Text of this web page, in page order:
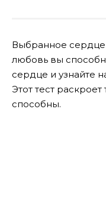
Выбранное сердце
любовь вы
сердце и узнайте
Этот тест
способны.